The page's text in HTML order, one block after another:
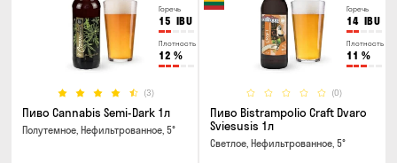
Горечь
15 IBU
Плотность
12 %
(3)
Пиво Cannabis Semi-Dark 1л
Полутемное, Нефильтрованное, 5°
Горечь
14 IBU
Плотность
11 %
(0)
Пиво Bistrampolio Craft Dvaro
Sviesusis 1л
Светлое, Нефильтрованное, 5°